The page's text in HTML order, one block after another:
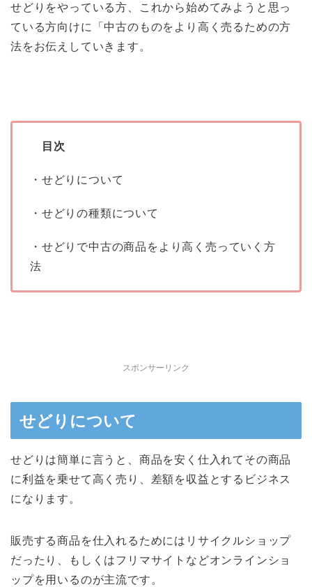
せどりをやっている方、これから始めてみようと思っ
ている方向けに「中古のものをより高く売るための方
法をお伝えしていきます。
目次
・せどりについて
・せどりの種類について
・せどりで中古の商品をより高く売っていく方
法
スポンサーリンク
せどりについて
せどりは簡単に言うと、商品を安く仕入れてその商品
に利益を乗せて高く売り、差額を収益とするビジネス
になります。
販売する商品を仕入れるためにはリサイクルショップ
だったり、もしくはフリマサイトなどオンラインショ
ップを用いるのが主流です。